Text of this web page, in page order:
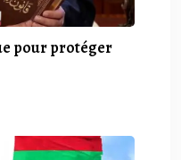
pour protéger